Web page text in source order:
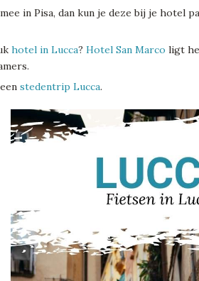
mee in Pisa, dan kun je deze bij je hotel
hotel in Lucca? Hotel San Marco ligt
stedentrip Lucca.